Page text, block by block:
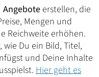
Angebote erstellen, die
Mengen und
Reichweite erhöhen.
Du ein Bild, Titel,
und Deine Inhalte
Hier geht es